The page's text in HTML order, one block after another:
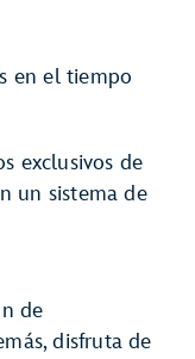
en el tiempo
exclusivos de
un sistema de
de
disfruta de